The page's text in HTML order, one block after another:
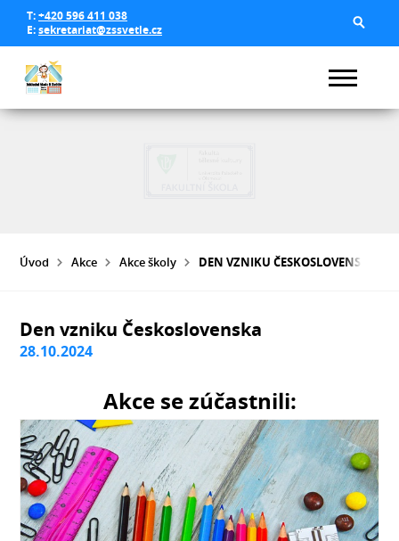
T:+420 596 411 038
E:sekretariat@zssvetle.cz
Úvod Akce Akce školy DEN VZNIKU ČESKOSLOVENSKA
Den vzniku Československa
28.10.2024
Akce se zúčastnili: